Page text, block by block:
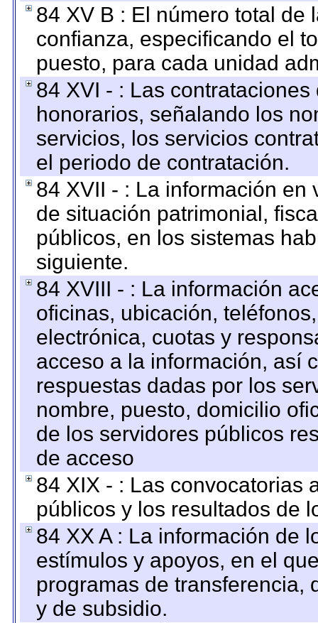
84 XV B : El número total de
confianza, especificando el
puesto, para cada unidad
84 XVI - : Las
honorarios, señalando los
servicios, los servicios
el periodo de contratación.
84 XVII - : La información
de situación patrimonial,
públicos, en los sistemas
siguiente.
84 XVIII - : La información
oficinas, ubicación,
electrónica, cuotas y
acceso a la información, así
respuestas dadas por los
nombre, puesto, domicilio
de los servidores públicos
de acceso
84 XIX - : Las convocatorias
públicos y los resultados de
84 XX A : La información de
estímulos y apoyos, en el
programas de transferencia,
y de subsidio.